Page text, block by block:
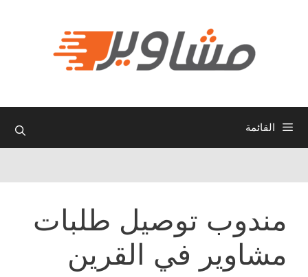
القائمة
مندوب توصيل طلبات
مشاوير في القرين